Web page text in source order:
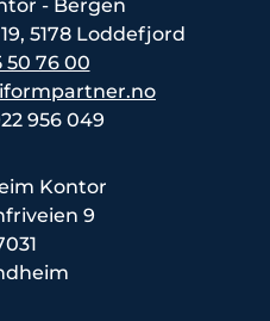
- Bergen
5178 Loddefjord
50 76 00
956 049
Kontor
9